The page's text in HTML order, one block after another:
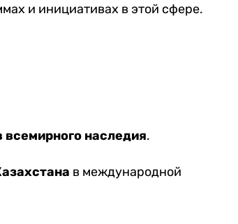
и инициативах в этой сфере.
наследия.
в международной